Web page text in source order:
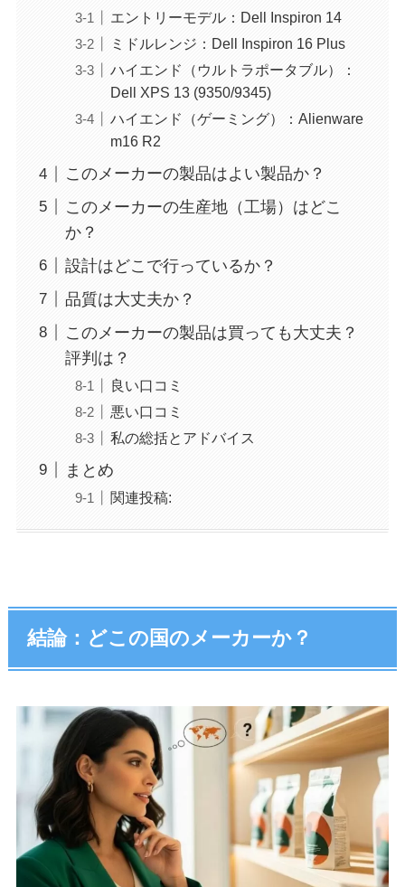
エントリーモデル：Dell Inspiron 14
ミドルレンジ：Dell Inspiron 16 Plus
ハイエンド（ウルトラポータブル）：
Dell XPS 13 (9350/9345)
ハイエンド（ゲーミング）：Alienware
m16 R2
このメーカーの製品はよい製品か？
このメーカーの生産地（工場）はどこ
か？
設計はどこで行っているか？
品質は大丈夫か？
このメーカーの製品は買っても大丈夫？
評判は？
良い口コミ
悪い口コミ
私の総括とアドバイス
まとめ
関連投稿:
結論：どこの国のメーカーか？